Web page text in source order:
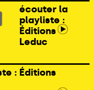
écouter la
playliste :
Éditions
Leduc
: Éditions